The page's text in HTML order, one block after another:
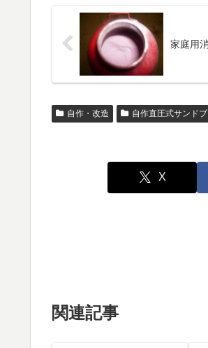
家庭用
自作・改造 自作直圧式サンド
X
関連記事